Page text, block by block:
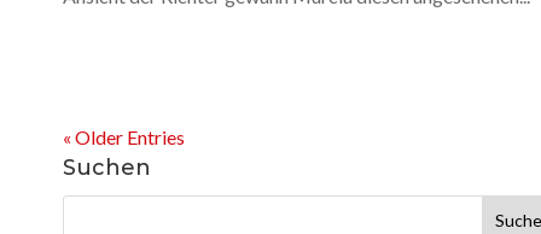
« Older Entries
Suchen